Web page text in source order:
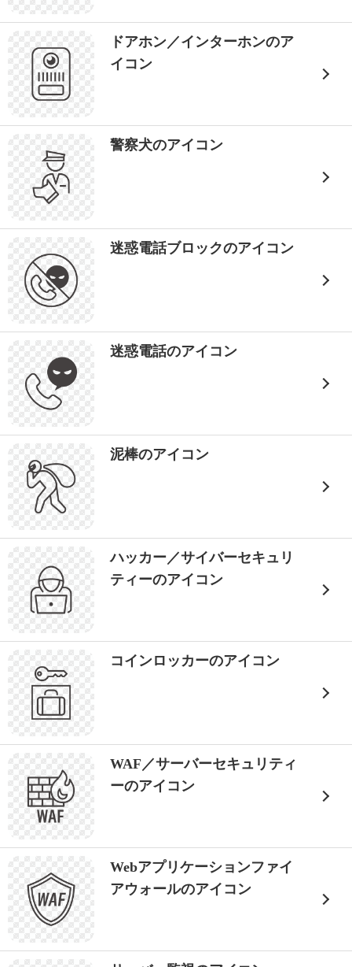
ドアホン／インターホンのア
イコン
警察犬のアイコン
迷惑電話ブロックのアイコン
迷惑電話のアイコン
泥棒のアイコン
ハッカー／サイバーセキュリ
ティーのアイコン
コインロッカーのアイコン
WAF／サーバーセキュリティ
ーのアイコン
Webアプリケーションファイ
アウォールのアイコン